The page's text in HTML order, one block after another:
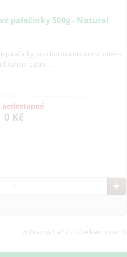
palačinky 500g - Natural
palačinky jsou hotová instantní směs s
cukru ..
nedostupné
0 Kč
Zobrazuji 1 až 7 z 7 (celkem stran 1)